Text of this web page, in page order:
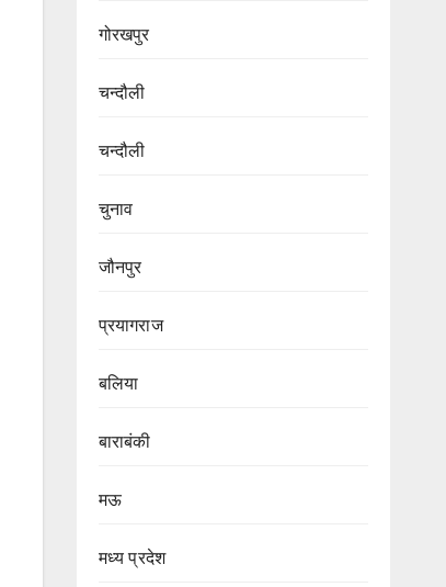
गोरखपुर
चन्दौली
चन्दौली
चुनाव
जौनपुर
प्रयागराज
बलिया
बाराबंकी
मऊ
मध्य प्रदेश